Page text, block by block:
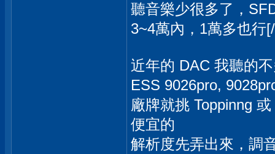
聽音樂少很多了，
3~4萬內，1萬多也行
近年的 DAC 我聽的
ESS 9026pro,
廠牌就挑 Toppinng
便宜的
解析度先弄出來，調